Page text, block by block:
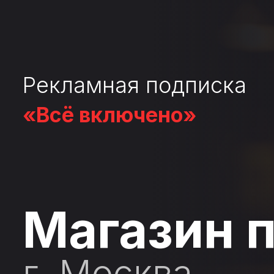
«Всё включено»
Магазин
Рекламная подписка